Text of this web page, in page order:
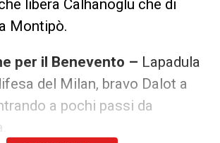
libera Calhanoglu che di
Montipò.
per il Benevento – Lapadula
del Milan, bravo Dalot a
a pochi passi da